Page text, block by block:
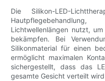
Die Silikon-LED-
Lichtwellenlängen nutzt,
bekämpfen. Bei
Silikonmaterial für einen
ermöglicht maximalen
sichergestellt, dass das
gesamte Gesicht verteilt